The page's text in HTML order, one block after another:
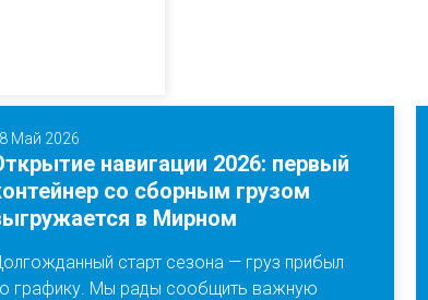
Май 2026
навигации 2026: первый
со сборным грузом
в Мирном
старт сезона — груз прибыл
графику. Мы рады сообщить важную